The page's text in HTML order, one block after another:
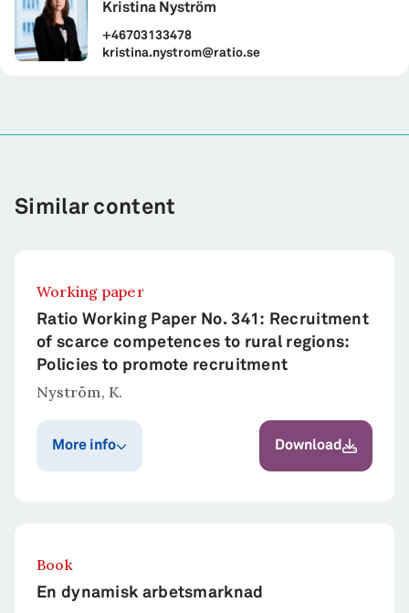
Kristina Nyström
+46703133478
kristina.nystrom@ratio.se
Similar content
Working paper
Ratio Working Paper No. 341: Recruitment
of scarce competences to rural regions:
Policies to promote recruitment
Nyström, K.
More info Download
Abstract
This paper studies the perceived difficulty of
Book
En dynamisk arbetsmarknad